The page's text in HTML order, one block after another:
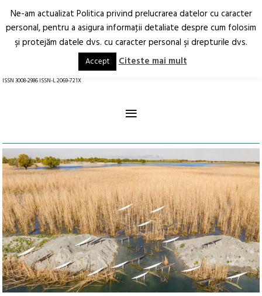
Arhitectură.
Oraș.
RO EN
ISSN 3008-2986 ISSN-L 2069-721X
≡
Ne-am actualizat Politica privind prelucrarea datelor cu caracter
personal, pentru a asigura informaţii detaliate despre cum folosim
şi protejăm datele dvs. cu caracter personal şi drepturile dvs.
Accept Citeste mai mult